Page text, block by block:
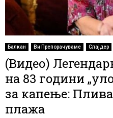
Балкан Ви Препорачуваме Слајдер
(Видео)
на 83 години
за капење:
плажа